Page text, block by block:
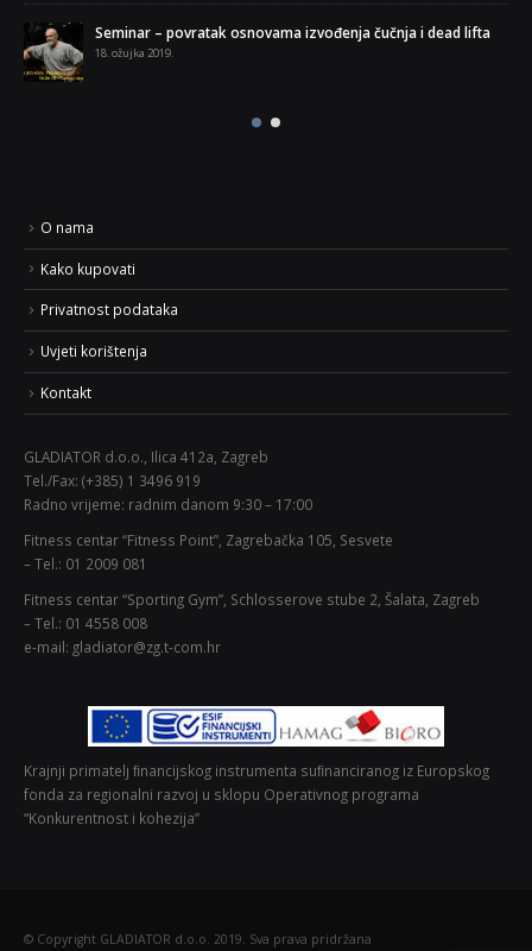
Seminar – povratak osnovama izvođenja čučnja i dead lifta
18. ožujka 2019.
O nama
Kako kupovati
Privatnost podataka
Uvjeti korištenja
Kontakt
GLADIATOR d.o.o., Ilica 412a, Zagreb
Tel./Fax: (+385) 1 3496 919
Radno vrijeme: radnim danom 9:30 – 17:00
Fitness centar “Fitness Point”, Zagrebačka 105, Sesvete
– Tel.: 01 2009 081
Fitness centar “Sporting Gym”, Schlosserove stube 2, Šalata, Zagreb
– Tel.: 01 4558 008
e-mail: gladiator@zg.t-com.hr
Krajnji primatelj ﬁnancijskog instrumenta suﬁnanciranog iz Europskog
fonda za regionalni razvoj u sklopu Operativnog programa
“Konkurentnost i kohezija”
© Copyright GLADIATOR d.o.o. 2019. Sva prava pridržana